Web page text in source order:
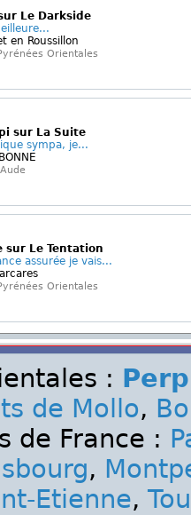
Le Darkside
en Roussillon
Orientales
sur La Suite
sympa, je...
sur Le Tentation
assurée je vais...
Orientales
:
de Mollo,
de France :
,
Etienne,